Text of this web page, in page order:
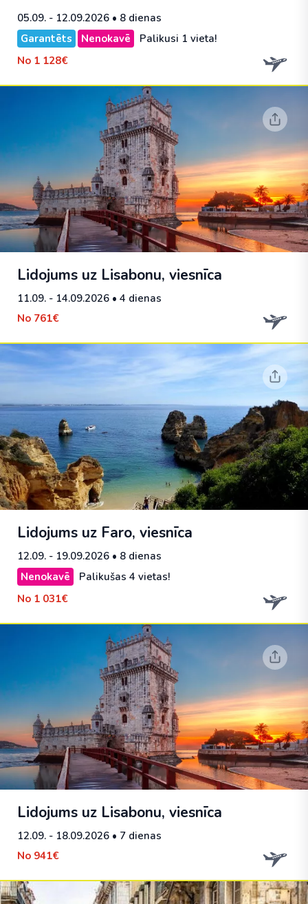
05.09. - 12.09.2026 • 8 dienas
Garantēts
Nenokavē
Palikusi 1 vieta!
No 1 128€
Lidojums uz Lisabonu, viesnīca
11.09. - 14.09.2026 • 4 dienas
No 761€
Lidojums uz Faro, viesnīca
12.09. - 19.09.2026 • 8 dienas
Nenokavē
Palikušas 4 vietas!
No 1 031€
Lidojums uz Lisabonu, viesnīca
12.09. - 18.09.2026 • 7 dienas
No 941€